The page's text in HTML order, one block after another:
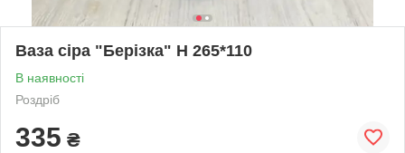
Ваза сіра "Берізка" Н 265*110
В наявності
Роздріб
335 ₴